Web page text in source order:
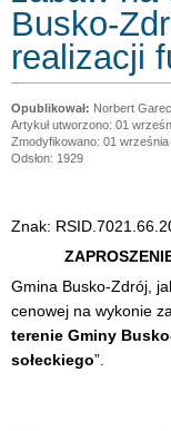
Busko-
realizacji
Norbert
Artykuł utworzono: 01
Zmodyfikowano: 01 września
Odsłon: 1929
Znak:
Gmina Busko-Zdrój,
cenowej na wykonie
terenie Gminy
sołeckiego”.